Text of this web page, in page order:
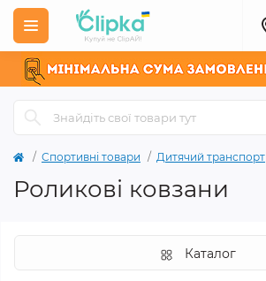
Спортивні товари Дитячий транспорт
Роликові ковзани
Каталог